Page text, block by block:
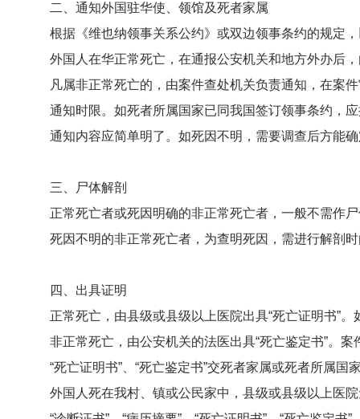
二、 通知外国驻华使、领馆及死者家属
根据《维也纳领事关系公约》或双边领事条约的规定
外国人在华正常死亡，在通报公安机关和地方外办后，
凡属非正常死亡的，由案件查处机关负责通知，在案件
通知时限。如死者所属国家已同我国签订领事条约，应
通知内容应简单明了。如死因不明，需要调查后方能确
三、
尸体解剖
正常死亡者或死因明确的非正常死亡者，一般不需作尸
死因不明的非正常死亡者，为查明死因，需进行解剖时
四、 出具证明
正常死亡，由县级或县级以上医院出具“死亡证明书”。
非正常死亡，由公安机关的法医出具“死亡鉴定书”。案
“死亡证明书”、“死亡鉴定书”交死者家属或死者所属国
外国人死在我村、镇或公民家中，县级或县级以上医院